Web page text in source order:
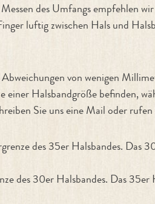
des Umfangs empfehlen
luftig zwischen Hals und
von wenigen
Halsbandgröße befinden,
Sie uns eine Mail oder
des 35er Halsbandes. Das
des 30er Halsbandes. Das